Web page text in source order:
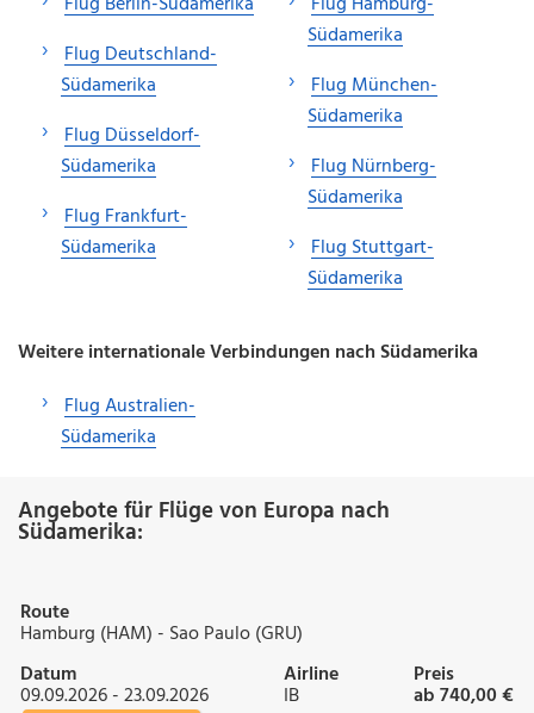
Flug Deutschland-
Südamerika
Flug Düsseldorf-
Südamerika
Flug Frankfurt-
Südamerika
Südamerika
Flug München-
Südamerika
Flug Nürnberg-
Südamerika
Flug Stuttgart-
Südamerika
Weitere internationale Verbindungen nach Südamerika
Flug Australien-
Südamerika
Angebote für Flüge von Europa nach
Südamerika:
Route
Hamburg (HAM) - Sao Paulo (GRU)
Datum
09.09.2026 - 23.09.2026
Airline
IB
Preis
ab 740,00 €